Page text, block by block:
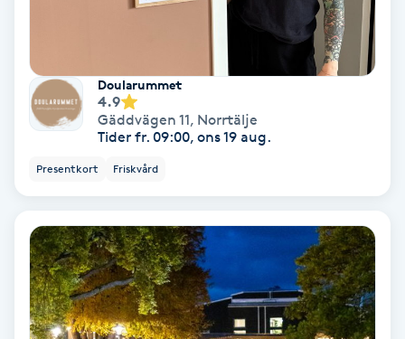
Klippning ungdom
Koppningsmassage
Kosmetisk tatuering
Kostrådgivning
Kroppspeeling
Käkledsbehandling
Doularummet
4.9
Gäddvägen 11, Norrtälje
Tider fr. 09:00, ons 19 aug.
Presentkort Friskvård